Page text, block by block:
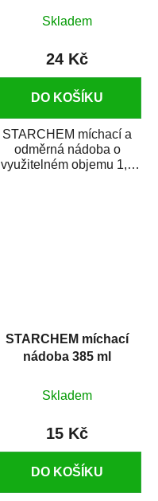
Skladem
24 Kč
DO KOŠÍKU
STARCHEM míchací a
odměrná nádoba o
využitelném objemu 1,4
STARCHEM míchací
nádoba 385 ml
Skladem
15 Kč
DO KOŠÍKU